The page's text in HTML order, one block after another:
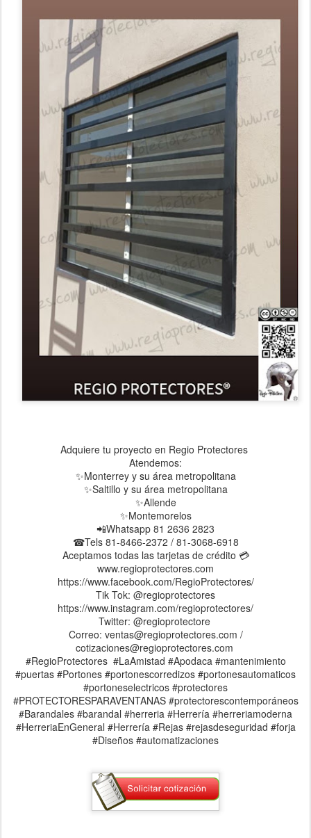
Adquiere tu proyecto en Regio Protectores
Atendemos:
✨Monterrey y su área metropolitana
✨Saltillo y su área metropolitana
✨Allende
✨Montemorelos
📲Whatsapp 81 2636 2823
☎Tels 81-8466-2372 / 81-3068-6918
Aceptamos todas las tarjetas de crédito 💳
www.regioprotectores.com
https://www.facebook.com/RegioProtectores/
Tik Tok: @regioprotectores
https://www.instagram.com/regioprotectores/
Twitter: @regioprotectore
Correo: ventas@regioprotectores.com /
cotizaciones@regioprotectores.com
#RegioProtectores #LaAmistad #Apodaca #mantenimiento
#puertas #Portones #portonescorredizos #portonesautomaticos
#portoneselectricos #protectores
#PROTECTORESPARAVENTANAS #protectorescontemporáneos
#Barandales #barandal #herreria #Herrería #herreriamoderna
#HerreriaEnGeneral #Herrería #Rejas #rejasdeseguridad #forja
#Diseños #automatizaciones